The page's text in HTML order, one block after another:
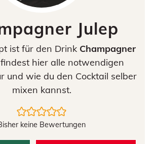
Julep
ist für den Drink Champagner
hier alle notwendigen
und wie du den Cocktail selber
mixen kannst.
keine Bewertungen